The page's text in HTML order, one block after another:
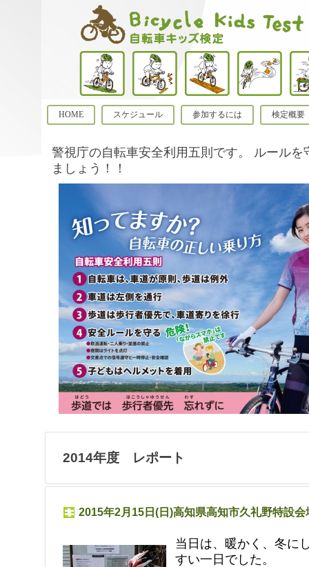
HOME スケジュール 参加するには 検定概要
警視庁の自転車安全利用五則です。 ルールを
ましょう！！
2014年度 レポート
2015年2月15日(日)高知県高知市久礼野特設会
当日は、暖かく、冬に
すい一日でした。